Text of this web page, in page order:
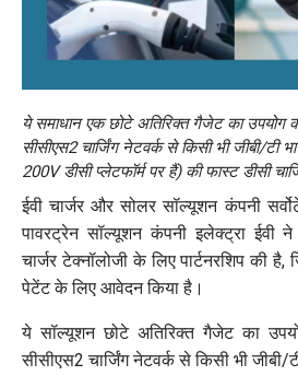
ये समाधान एक छोटे अतिरिक्त गैजेट का
सीसीएस2 चार्जिंग नेटवर्क से किसी भी जीबी/टी
200V डीसी प्लेटफॉर्म पर हैं) की फास्ट डीसी
ईवी चार्जर और सोलर सॉल्यूशन कंपनी
पावरट्रेन सॉल्यूशन कंपनी इलेक्ट्रा ईवी ने
चार्जर टेक्नॉलोजी के लिए पार्टनरशिप की
पेटेंट के लिए आवेदन किया है।
ये सॉल्यूशन छोटे अतिरिक्त गैजेट का
सीसीएस2 चार्जिंग नेटवर्क से किसी भी जीबी/